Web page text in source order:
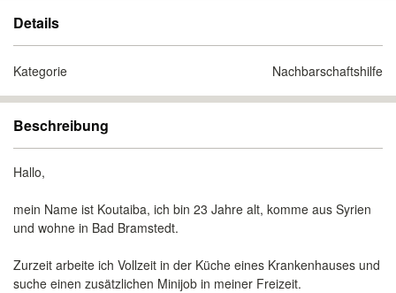
Details
Kategorie Nachbarschaftshilfe
Beschreibung
Hallo,
mein Name ist Koutaiba, ich bin 23 Jahre alt, komme aus Syrien
und wohne in Bad Bramstedt.
Zurzeit arbeite ich Vollzeit in der Küche eines Krankenhauses und
suche einen zusätzlichen Minijob in meiner Freizeit.